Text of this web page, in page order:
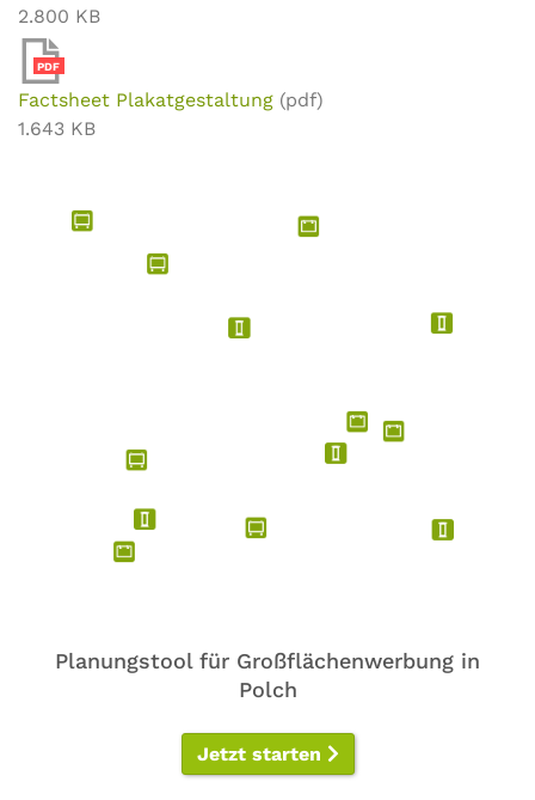
2.800 KB
PDF
Factsheet Plakatgestaltung (pdf)
1.643 KB
Planungstool für Großflächenwerbung in
Polch
Jetzt starten